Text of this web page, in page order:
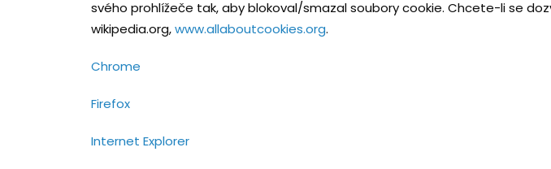
svého prohlížeče tak, aby blokoval/smazal soubory cookie. Chcete-li se
wikipedia.org,www.allaboutcookies.org.
Chrome
Firefox
Internet Explorer